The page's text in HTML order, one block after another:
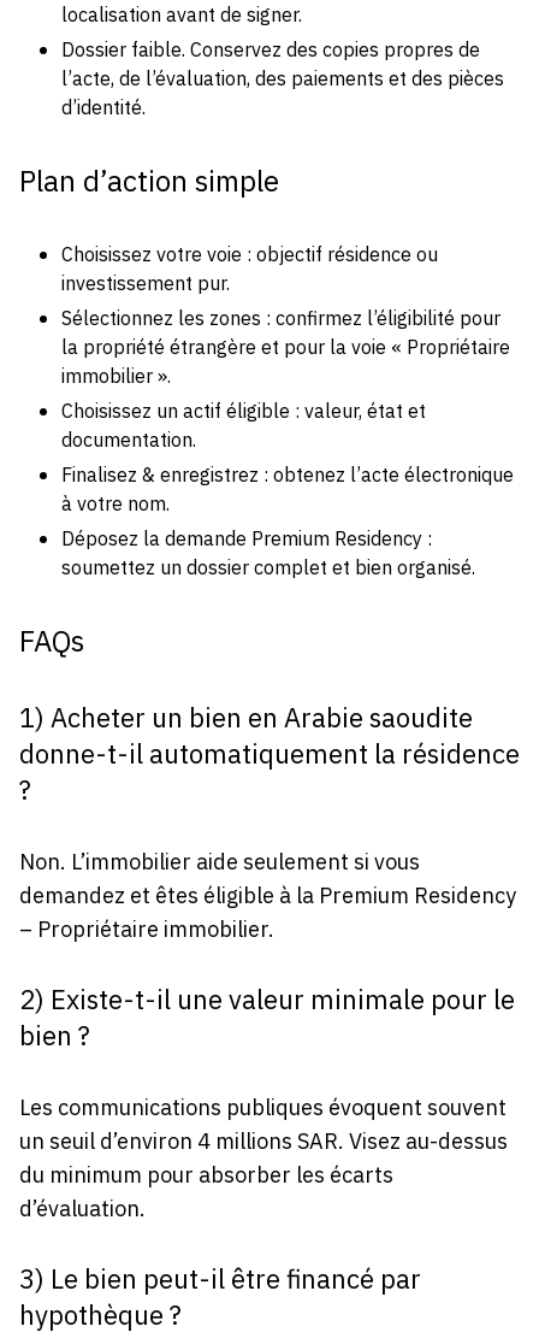
localisation avant de signer.
Dossier faible. Conservez des copies propres de
l’acte, de l’évaluation, des paiements et des pièces
d’identité.
Plan d’action simple
Choisissez votre voie : objectif résidence ou
investissement pur.
Sélectionnez les zones : confirmez l’éligibilité pour
la propriété étrangère et pour la voie « Propriétaire
immobilier ».
Choisissez un actif éligible : valeur, état et
documentation.
Finalisez & enregistrez : obtenez l’acte électronique
à votre nom.
Déposez la demande Premium Residency :
soumettez un dossier complet et bien organisé.
FAQs
1) Acheter un bien en Arabie saoudite
donne-t-il automatiquement la résidence
?
Non. L’immobilier aide seulement si vous
demandez et êtes éligible à la Premium Residency
– Propriétaire immobilier.
2) Existe-t-il une valeur minimale pour le
bien ?
Les communications publiques évoquent souvent
un seuil d’environ 4 millions SAR. Visez au-dessus
du minimum pour absorber les écarts
d’évaluation.
3) Le bien peut-il être financé par
hypothèque ?